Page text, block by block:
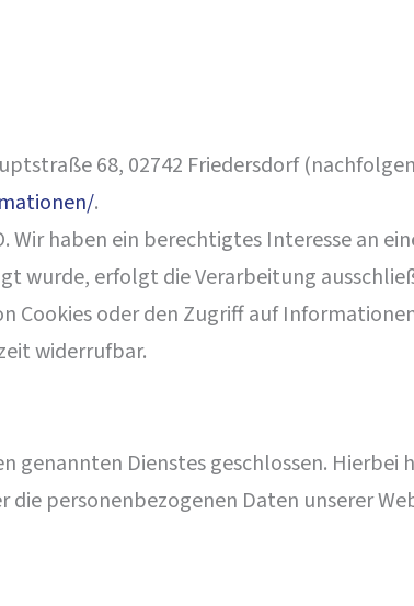
68, 02742 Friedersdorf
.
Wir haben ein berechtigtes Interesse an
erfolgt die Verarbeitung
Cookies oder den Zugriff auf
widerrufbar.
genannten Dienstes geschlossen. Hierbei
personenbezogenen Daten unserer